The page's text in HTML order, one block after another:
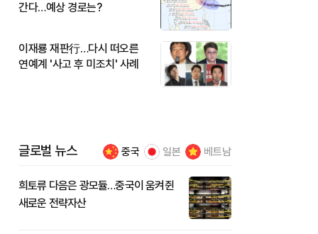
간다…예상 경로는?
이재룡 재판行…다시 떠오른
연예계 '사고 후 미조치' 사례
글로벌 뉴스 중국 일본 베트남
희토류 다음은 광모듈…중국이 움켜쥔
새로운 전략자산